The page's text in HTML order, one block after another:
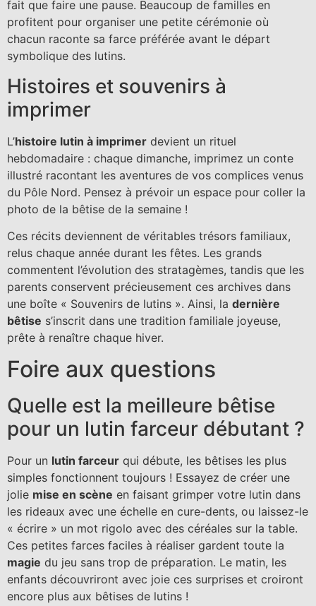
fait que faire une pause. Beaucoup de familles en
profitent pour organiser une petite cérémonie où
chacun raconte sa farce préférée avant le départ
symbolique des lutins.
Histoires et souvenirs à
imprimer
L’histoire lutin à imprimer devient un rituel
hebdomadaire : chaque dimanche, imprimez un conte
illustré racontant les aventures de vos complices venus
du Pôle Nord. Pensez à prévoir un espace pour coller la
photo de la bêtise de la semaine !
Ces récits deviennent de véritables trésors familiaux,
relus chaque année durant les fêtes. Les grands
commentent l’évolution des stratagèmes, tandis que les
parents conservent précieusement ces archives dans
une boîte « Souvenirs de lutins ». Ainsi, la dernière
bêtise s’inscrit dans une tradition familiale joyeuse,
prête à renaître chaque hiver.
Foire aux questions
Quelle est la meilleure bêtise
pour un lutin farceur débutant ?
Pour un lutin farceur qui débute, les bêtises les plus
simples fonctionnent toujours ! Essayez de créer une
jolie mise en scène en faisant grimper votre lutin dans
les rideaux avec une échelle en cure-dents, ou laissez-le
« écrire » un mot rigolo avec des céréales sur la table.
Ces petites farces faciles à réaliser gardent toute la
magie du jeu sans trop de préparation. Le matin, les
enfants découvriront avec joie ces surprises et croiront
encore plus aux bêtises de lutins !